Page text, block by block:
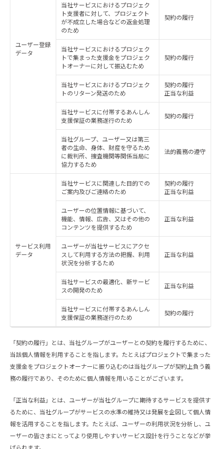
ユーザー登録
データ
当社サービスにおけるプロジェク
ト支援者に対して、プロジェクト
が不成立した場合などの返金処理
のため
契約の履行
当社サービスにおけるプロジェク
トで集まった支援金をプロジェク
トオーナーに対して振込むため
契約の履行
当社サービスにおけるプロジェク
トのリターン発送のため
契約の履行
正当な利益
当社サービスに付帯するあんしん
支援保証の業務遂行のため
契約の履行
当社グループ、ユーザー又は第三
者の生命、身体、財産を守るため
に裁判所、捜査機関等関係当局に
協力するため
法的義務の遵守
サービス利用
データ
当社サービスに関連した目的での
ご案内及びご連絡のため
契約の履行
正当な利益
ユーザーの位置情報に基づいて、
機能、情報、広告、又はその他の
コンテンツを提供するため
正当な利益
ユーザーが当社サービスにアクセ
スして利用する方法の把握、利用
状況を分析するため
正当な利益
当社サービスの最適化、新サービ
スの開発のため
正当な利益
当社サービスに付帯するあんしん
支援保証の業務遂行のため
契約の履行
「契約の履行」とは、当社グループがユーザーとの契約を履行するために、
当該個人情報を利用することを指します。たとえばプロジェクトで集まった
支援金をプロジェクトオーナーに振り込むのは当社グループが契約上負う義
務の履行であり、そのために個人情報を用いることがございます。
「正当な利益」とは、ユーザーが当社グループに期待するサービスを提供す
るために、当社グループがサービスの水準の維持又は発展を企図して個人情
報を活用することを指します。たとえば、ユーザーの利用状況を分析し、ユ
ーザーの皆さまにとってより使用しやすいサービス設計を行うことなどが挙
げられます。